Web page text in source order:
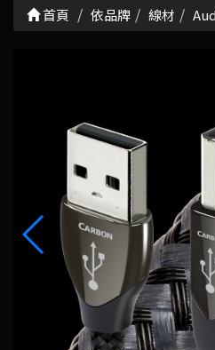
首頁 依品牌 線材